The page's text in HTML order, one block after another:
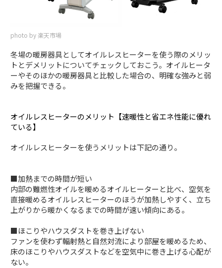
photo by 楽天市場
冬場の暖房器具としてオイルレスヒーターを使う際のメリッ
トとデメリットについてチェックしておこう。オイルヒータ
ーやそのほかの暖房器具と比較した場合の、明確な強みと弱
みを把握できる。
オイルレスヒーターのメリット【速暖性と省エネ性能に優れ
ている】
オイルレスヒーターを使うメリットは下記の通り。
■加熱までの時間が短い
内部の難燃性オイルを暖めるオイルヒーターと比べ、空気を
直接暖めるオイルレスヒーターのほうが加熱しやすく、立ち
上がりから暖かくなるまでの時間が速い傾向にある。
■ほこりやハウスダストを巻き上げない
ファンを使わず輻射熱と自然対流により部屋を暖めるため、
床のほこりやハウスダストなどを空気中に巻き上げる心配が
ない。